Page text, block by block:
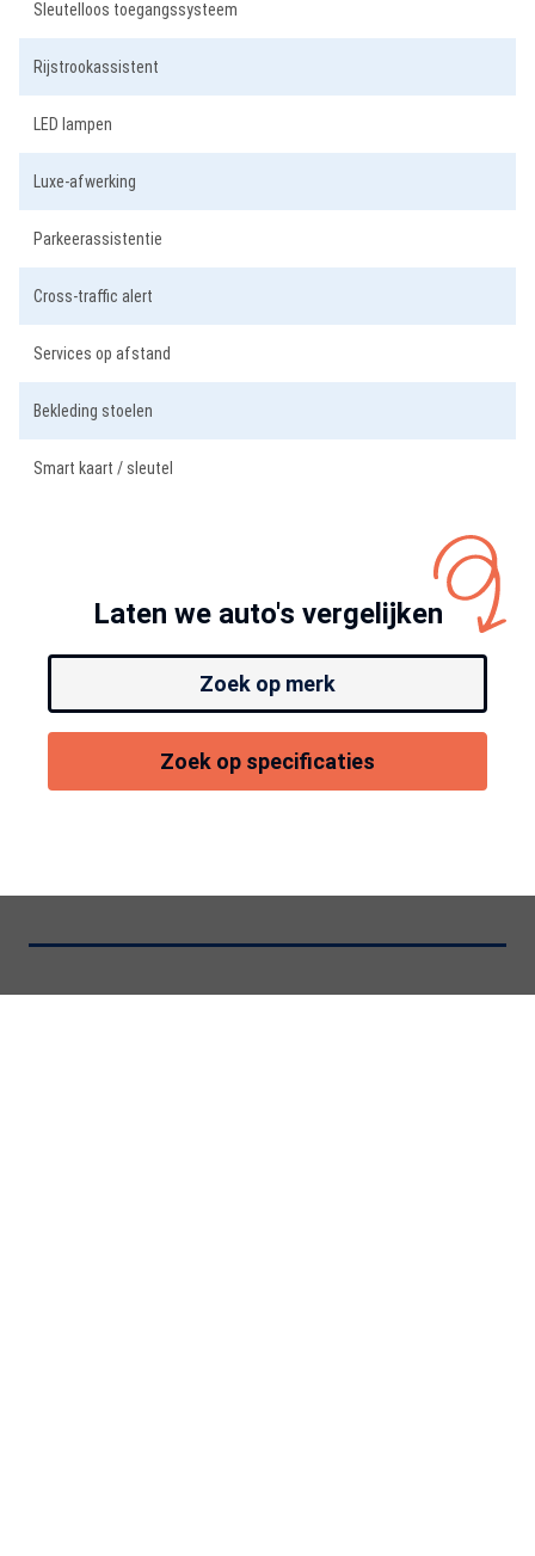
Sleutelloos toegangssysteem
Rijstrookassistent
LED lampen
Luxe-afwerking
Parkeerassistentie
Cross-traffic alert
Services op afstand
Bekleding stoelen
Smart kaart / sleutel
Laten we auto's vergelijken
Zoek op merk
Zoek op specificaties